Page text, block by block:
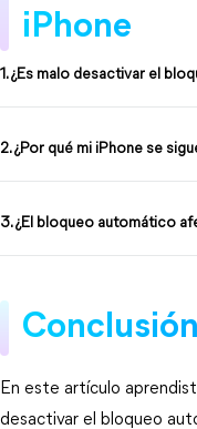
iPhone
1. ¿Es malo desactivar el
2. ¿Por qué mi iPhone se
3. ¿El bloqueo automático
Conclusión
En este artículo
desactivar el bloqueo